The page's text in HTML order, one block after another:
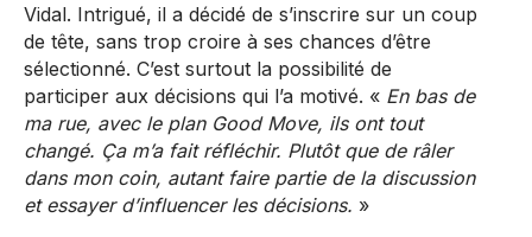
Vidal. Intrigué, il a décidé de s’inscrire sur un coup
de tête, sans trop croire à ses chances d’être
sélectionné. C’est surtout la possibilité de
participer aux décisions qui l’a motivé. « En bas de
ma rue, avec le plan Good Move, ils ont tout
changé. Ça m’a fait réfléchir. Plutôt que de râler
dans mon coin, autant faire partie de la discussion
et essayer d’influencer les décisions. »